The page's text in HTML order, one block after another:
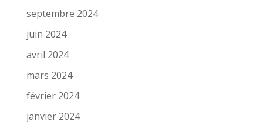
septembre 2024
juin 2024
avril 2024
mars 2024
février 2024
janvier 2024